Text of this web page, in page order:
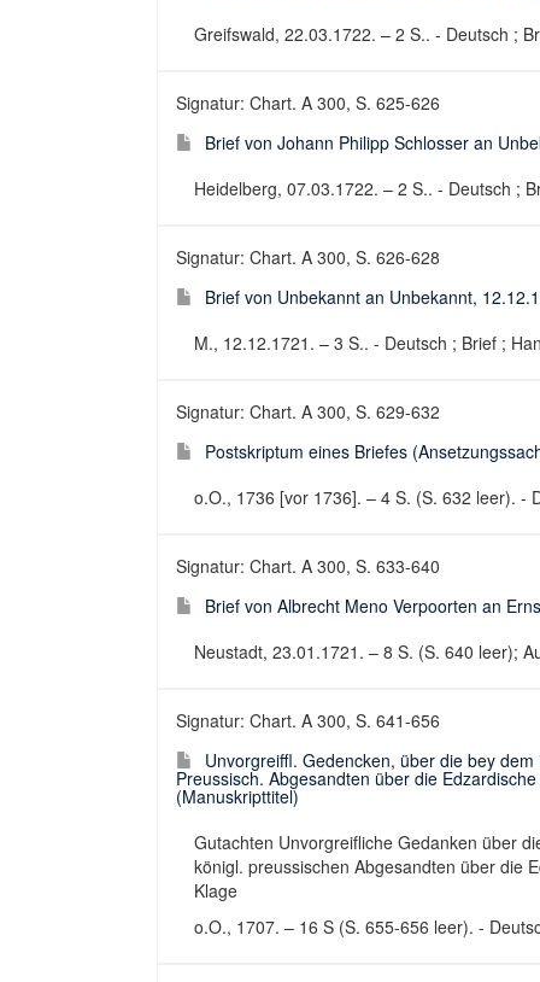
Greifswald, 22.03.1722. – 2 S.. - Deutsch ;
Signatur: Chart. A 300, S. 625-626
Brief von Johann Philipp Schlosser an
Heidelberg, 07.03.1722. – 2 S.. - Deutsch ;
Signatur: Chart. A 300, S. 626-628
Brief von Unbekannt an Unbekannt,
M., 12.12.1721. – 3 S.. - Deutsch ; Brief ;
Signatur: Chart. A 300, S. 629-632
Postskriptum eines Briefes
o.O., 1736 [vor 1736]. – 4 S. (S. 632 leer). -
Signatur: Chart. A 300, S. 633-640
Brief von Albrecht Meno Verpoorten an
Neustadt, 23.01.1721. – 8 S. (S. 640 leer);
Signatur: Chart. A 300, S. 641-656
Unvorgreiffl. Gedencken, über die bey
Preussisch. Abgesandten über die
(Manuskripttitel)
Gutachten Unvorgreifliche Gedanken über
königl. preussischen Abgesandten über die
Klage
o.O., 1707. – 16 S (S. 655-656 leer). -